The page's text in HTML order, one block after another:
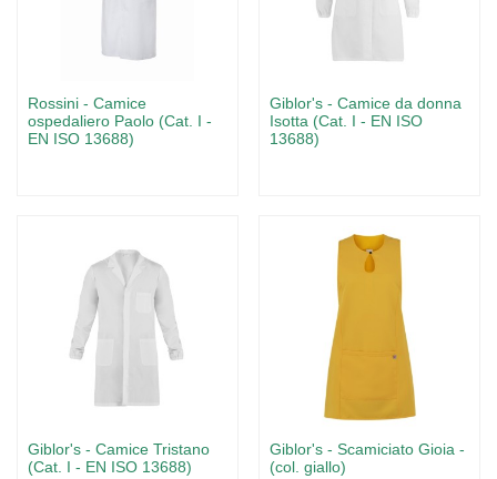
Rossini - Camice
ospedaliero Paolo (Cat. I -
EN ISO 13688)
Giblor's - Camice da donna
Isotta (Cat. I - EN ISO
13688)
Giblor's - Camice Tristano
(Cat. I - EN ISO 13688)
Giblor's - Scamiciato Gioia -
(col. giallo)